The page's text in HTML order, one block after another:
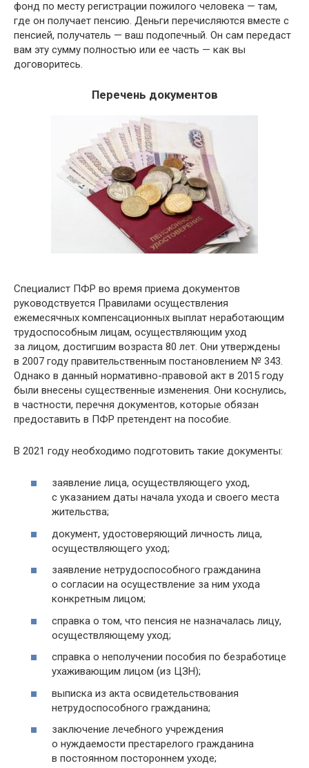
фонд по месту регистрации пожилого человека — там,
где он получает пенсию. Деньги перечисляются вместе с
пенсией, получатель — ваш подопечный. Он сам передаст
вам эту сумму полностью или ее часть — как вы
договоритесь.
Перечень документов
Специалист ПФР во время приема документов
руководствуется Правилами осуществления
ежемесячных компенсационных выплат неработающим
трудоспособным лицам, осуществляющим уход
за лицом, достигшим возраста 80 лет. Они утверждены
в 2007 году правительственным постановлением № 343.
Однако в данный нормативно-правовой акт в 2015 году
были внесены существенные изменения. Они коснулись,
в частности, перечня документов, которые обязан
предоставить в ПФР претендент на пособие.
В 2021 году необходимо подготовить такие документы:
заявление лица, осуществляющего уход,
с указанием даты начала ухода и своего места
жительства;
документ, удостоверяющий личность лица,
осуществляющего уход;
заявление нетрудоспособного гражданина
о согласии на осуществление за ним ухода
конкретным лицом;
справка о том, что пенсия не назначалась лицу,
осуществляющему уход;
справка о неполучении пособия по безработице
ухаживающим лицом (из ЦЗН);
выписка из акта освидетельствования
нетрудоспособного гражданина;
заключение лечебного учреждения
о нуждаемости престарелого гражданина
в постоянном постороннем уходе;